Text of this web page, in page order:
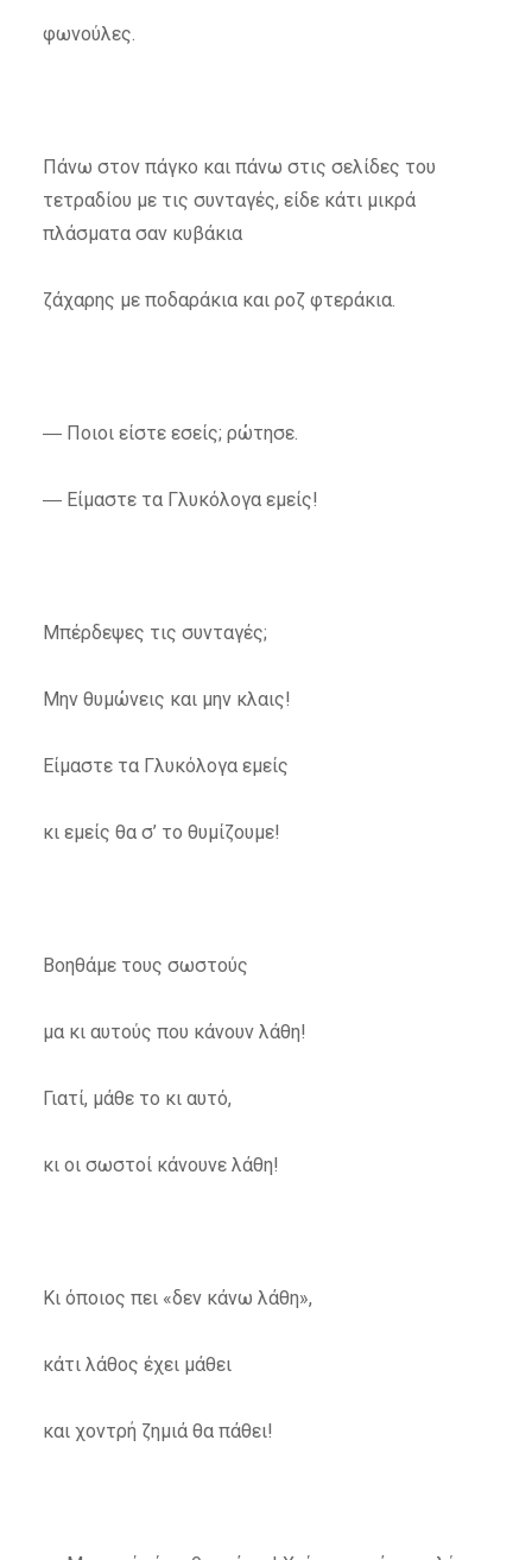
φωνούλες.
Πάνω στον πάγκο και πάνω στις σελίδες του
τετραδίου με τις συνταγές, είδε κάτι μικρά
πλάσματα σαν κυβάκια
ζάχαρης με ποδαράκια και ροζ φτεράκια.
― Ποιοι είστε εσείς; ρώτησε.
― Είμαστε τα Γλυκόλογα εμείς!
Μπέρδεψες τις συνταγές;
Μην θυμώνεις και μην κλαις!
Είμαστε τα Γλυκόλογα εμείς
κι εμείς θα σ’ το θυμίζουμε!
Βοηθάμε τους σωστούς
μα κι αυτούς που κάνουν λάθη!
Γιατί, μάθε το κι αυτό,
κι οι σωστοί κάνουνε λάθη!
Κι όποιος πει «δεν κάνω λάθη»,
κάτι λάθος έχει μάθει
και χοντρή ζημιά θα πάθει!